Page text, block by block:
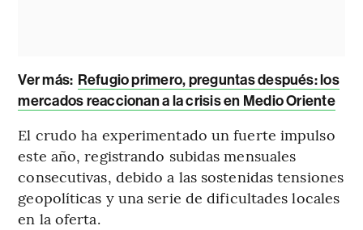
Ver más: Refugio primero, preguntas después: los
mercados reaccionan a la crisis en Medio Oriente
El crudo ha experimentado un fuerte impulso
este año, registrando subidas mensuales
consecutivas, debido a las sostenidas tensiones
geopolíticas y una serie de dificultades locales
en la oferta.